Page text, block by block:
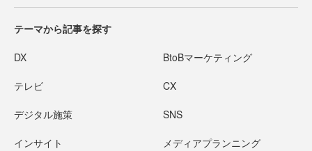
テーマから記事を探す
DX BtoBマーケティング
テレビ CX
デジタル施策 SNS
インサイト メディアプランニング